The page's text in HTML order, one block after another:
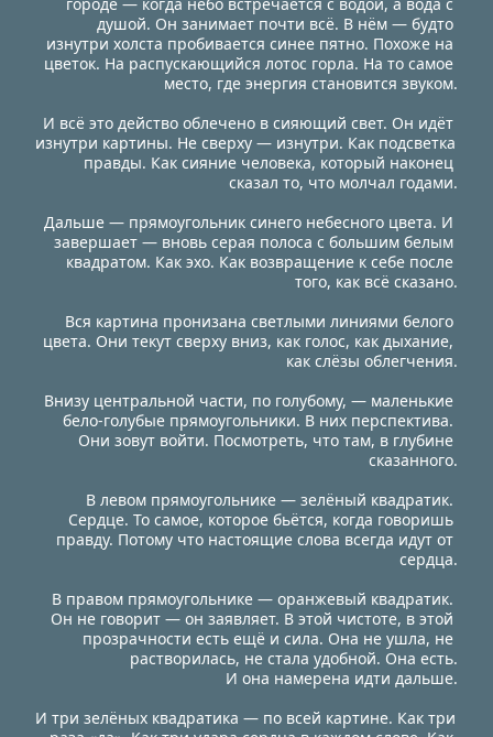
душой. Он занимает почти всё. В нём — будто
изнутри холста пробивается синее пятно. Похоже на
цветок. На распускающийся лотос горла. На то самое
место, где энергия становится звуком.
И всё это действо облечено в сияющий свет. Он идёт
изнутри картины. Не сверху — изнутри. Как подсветка
правды. Как сияние человека, который наконец
сказал то, что молчал годами.
Дальше — прямоугольник синего небесного цвета. И
завершает — вновь серая полоса с большим белым
квадратом. Как эхо. Как возвращение к себе после
того, как всё сказано.
Вся картина пронизана светлыми линиями белого
цвета. Они текут сверху вниз, как голос, как дыхание,
как слёзы облегчения.
Внизу центральной части, по голубому, — маленькие
бело-голубые прямоугольники. В них перспектива.
Они зовут войти. Посмотреть, что там, в глубине
сказанного.
В левом прямоугольнике — зелёный квадратик.
Сердце. То самое, которое бьётся, когда говоришь
правду. Потому что настоящие слова всегда идут от
сердца.
В правом прямоугольнике — оранжевый квадратик.
Он не говорит — он заявляет. В этой чистоте, в этой
прозрачности есть ещё и сила. Она не ушла, не
растворилась, не стала удобной. Она есть.
И она намерена идти дальше.
И три зелёных квадратика — по всей картине. Как три